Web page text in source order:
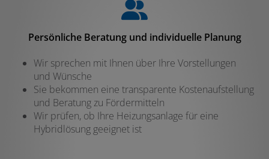
Persönliche Beratung und individuelle Planung
Wir sprechen mit Ihnen über Ihre Vorstellungen
und Wünsche
Sie bekommen eine transparente Kostenaufstellung
und Beratung zu Fördermitteln
Wir prüfen, ob Ihre Heizungsanlage für eine
Hybridlösung geeignet ist